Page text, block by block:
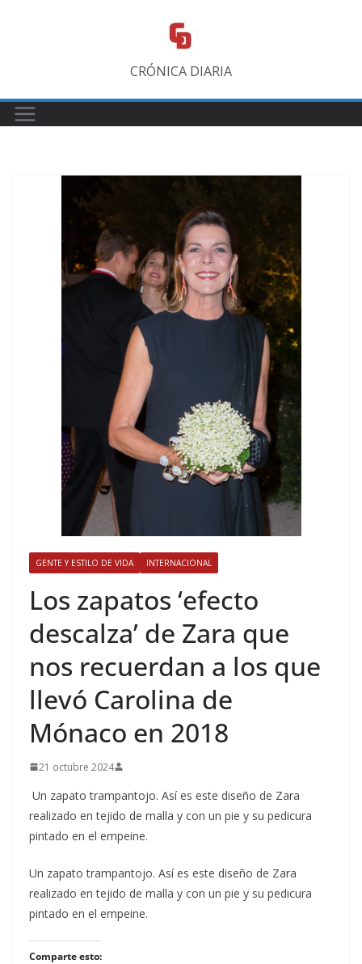
CRÓNICA DIARIA
GENTE Y ESTILO DE VIDA INTERNACIONAL
​Los zapatos ‘efecto
descalza’ de Zara que
nos recuerdan a los que
llevó Carolina de
Mónaco en 2018
21 octubre 2024
Un zapato trampantojo. Así es este diseño de Zara
realizado en tejido de malla y con un pie y su pedicura
pintado en el empeine.
​Un zapato trampantojo. Así es este diseño de Zara
realizado en tejido de malla y con un pie y su pedicura
pintado en el empeine.
Comparte esto: